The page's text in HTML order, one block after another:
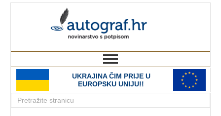
UKRAJINA ČIM PRIJE U
EUROPSKU UNIJU!!